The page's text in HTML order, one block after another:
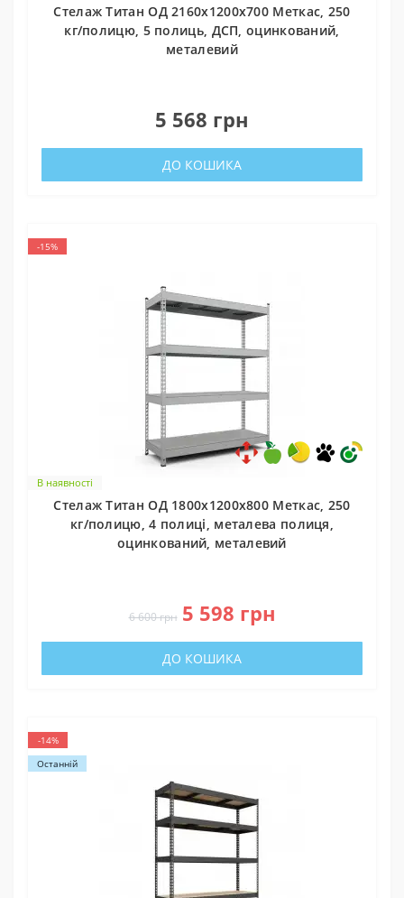
Стелаж Титан ОД 2160х1200х700 Меткас, 250
кг/полицю, 5 полиць, ДСП, оцинкований,
металевий
5 568 грн
ДО КОШИКА
-15%
В наявності
Стелаж Титан ОД 1800х1200х800 Меткас, 250
кг/полицю, 4 полиці, металева полиця,
оцинкований, металевий
6 600 грн 5 598 грн
ДО КОШИКА
-14%
Останній